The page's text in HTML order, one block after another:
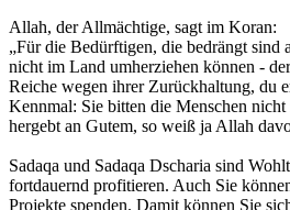
Allah, der Allmächtige, sagt im Koran:
„Für die Bedürftigen, die bedrängt sind
nicht im Land umherziehen können -
Reiche wegen ihrer Zurückhaltung, du
Kennmal: Sie bitten die Menschen
hergebt an Gutem, so weiß ja Allah
Sadaqa und Sadaqa Dscharia sind
fortdauernd profitieren. Auch Sie
Projekte spenden. Damit können Sie